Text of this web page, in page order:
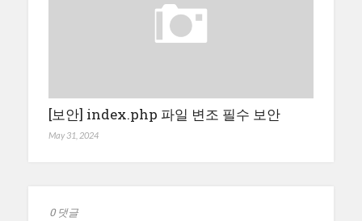
[보안] index.php 파일 변조 필수 보안
May 31, 2024
0 댓글